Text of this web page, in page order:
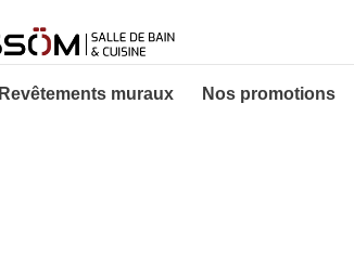
Revêtements muraux Nos promotions